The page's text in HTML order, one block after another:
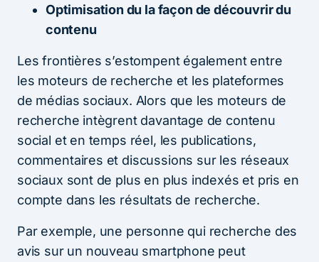
Optimisation du la façon de découvrir du
contenu
Les frontières s’estompent également entre
les moteurs de recherche et les plateformes
de médias sociaux. Alors que les moteurs de
recherche intègrent davantage de contenu
social et en temps réel, les publications,
commentaires et discussions sur les réseaux
sociaux sont de plus en plus indexés et pris en
compte dans les résultats de recherche.
Par exemple, une personne qui recherche des
avis sur un nouveau smartphone peut